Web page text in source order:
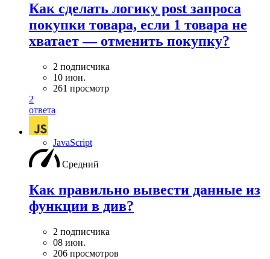
Как сделать логику post запроса
покупки товара, если 1 товара не
хватает — отменить покупку?
2 подписчика
10 июн.
261 просмотр
2
ответа
JavaScript
Средний
Как правильно вывести данные из
функции в див?
2 подписчика
08 июн.
206 просмотров